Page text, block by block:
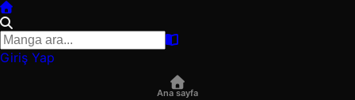
Giriş Yap
Ana sayfa